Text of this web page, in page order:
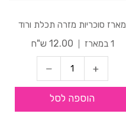
מארז סוכריות מזרה תכלת ורוד
1 במארז
12.00 ש"ח
הוספה לסל